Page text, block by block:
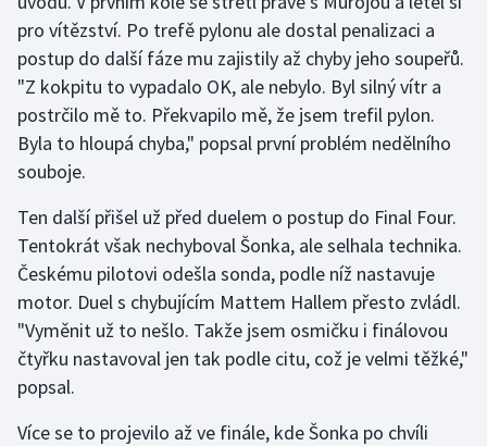
Short track
Sportovní střelba
Stolní tenis
Triatlon
Veslování
Vodní slalom
Volejbal
Ostatní
pro vítězství. Po trefě pylonu ale dostal penalizaci a
postup do další fáze mu zajistily až chyby jeho soupeřů.
"Z kokpitu to vypadalo OK, ale nebylo. Byl silný vítr a
postrčilo mě to. Překvapilo mě, že jsem trefil pylon.
Byla to hloupá chyba," popsal první problém nedělního
souboje.
Ten další přišel už před duelem o postup do Final Four.
Tentokrát však nechyboval Šonka, ale selhala technika.
Českému pilotovi odešla sonda, podle níž nastavuje
motor. Duel s chybujícím Mattem Hallem přesto zvládl.
"Vyměnit už to nešlo. Takže jsem osmičku i finálovou
čtyřku nastavoval jen tak podle citu, což je velmi těžké,"
popsal.
Více se to projevilo až ve finále, kde Šonka po chvíli